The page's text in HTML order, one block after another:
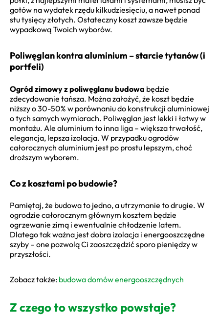
gotów na wydatek rzędu kilkudziesięciu, a nawet ponad
stu tysięcy złotych. Ostateczny koszt zawsze będzie
wypadkową Twoich wyborów.
Poliwęglan kontra aluminium – starcie tytanów (i
portfeli)
Ogród zimowy z poliwęglanu budowa będzie
zdecydowanie tańsza. Można założyć, że koszt będzie
niższy o 30-50% w porównaniu do konstrukcji aluminiowej
o tych samych wymiarach. Poliwęglan jest lekki i łatwy w
montażu. Ale aluminium to inna liga – większa trwałość,
elegancja, lepsza izolacja. W przypadku ogrodów
całorocznych aluminium jest po prostu lepszym, choć
droższym wyborem.
Co z kosztami po budowie?
Pamiętaj, że budowa to jedno, a utrzymanie to drugie. W
ogrodzie całorocznym głównym kosztem będzie
ogrzewanie zimą i ewentualnie chłodzenie latem.
Dlatego tak ważna jest dobra izolacja i energooszczędne
szyby – one pozwolą Ci zaoszczędzić sporo pieniędzy w
przyszłości.
Zobacz także: budowa domów energooszczędnych
Z czego to wszystko powstaje?